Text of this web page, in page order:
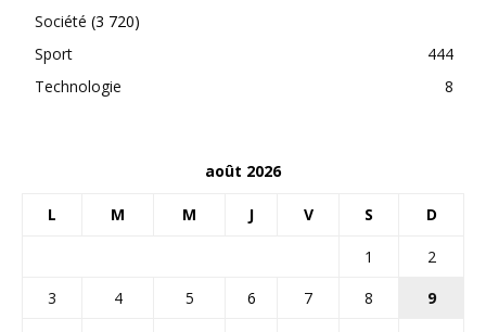
Société (3 720)
Sport
444
Technologie
8
août 2026
L M M J V S D
1
2
3
4 5 6 7 8
9